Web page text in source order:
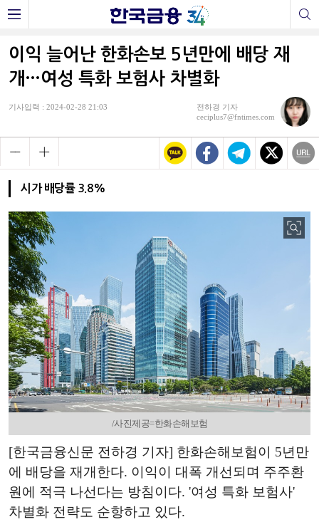
이익 늘어난 한화손보 5년만에 배당 재
개…여성 특화 보험사 차별화
기사입력 : 2024-02-28 21:03
전하경 기자
ceciplus7@fntimes.com
시가 배당률 3.8%
/사진제공=한화손해보험
[한국금융신문 전하경 기자] 한화손해보험이 5년만
에 배당을 재개한다. 이익이 대폭 개선되며 주주환
원에 적극 나선다는 방침이다. '여성 특화 보험사'
차별화 전략도 순항하고 있다.